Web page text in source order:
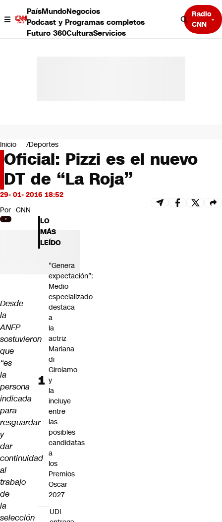
PaísMundoNegocios
Podcast y Programas completos
Futuro 360CulturaServicios
Radio
CNN
Negocios
Deportes
Programas completos
Cultura
Servicios
Bits
CNN Data
CNN tiempo
Futuro 360
Inicio Deportes
Oficial: Pizzi es el nuevo
DT de “La Roja”
29- 01- 2016 18:52
Por CNN
Desde
la
ANFP
sostuvieron
que
“es
la
persona
indicada
para
resguardar
y
dar
continuidad
al
trabajo
de
la
selección
LO
MÁS
LEÍDO
“Genera
expectación”:
Medio
especializado
destaca
a
la
actriz
Mariana
di
Girolamo
y
la
incluye
entre
las
posibles
candidatas
a
los
Premios
Oscar
2027
UDI